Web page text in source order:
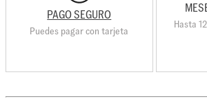
PAGO SEGURO
Puedes pagar con tarjeta
Hasta